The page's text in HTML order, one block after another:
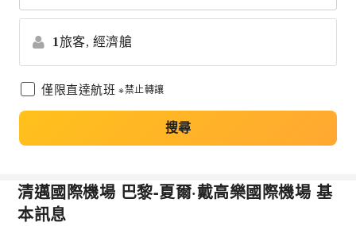
1旅客, 經濟艙
僅限直達航班 ※禁止轉讓
搜尋
清邁國際機場 巴黎-夏爾·戴高樂國際機場 基
本訊息